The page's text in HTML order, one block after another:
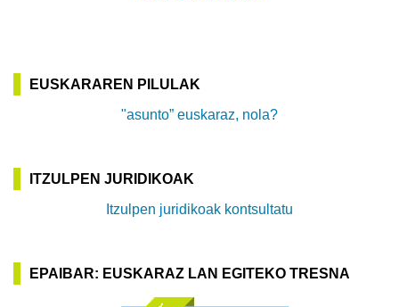
EUSKARAREN PILULAK
"asunto” euskaraz, nola?
ITZULPEN JURIDIKOAK
Itzulpen juridikoak kontsultatu
EPAIBAR: EUSKARAZ LAN EGITEKO TRESNA